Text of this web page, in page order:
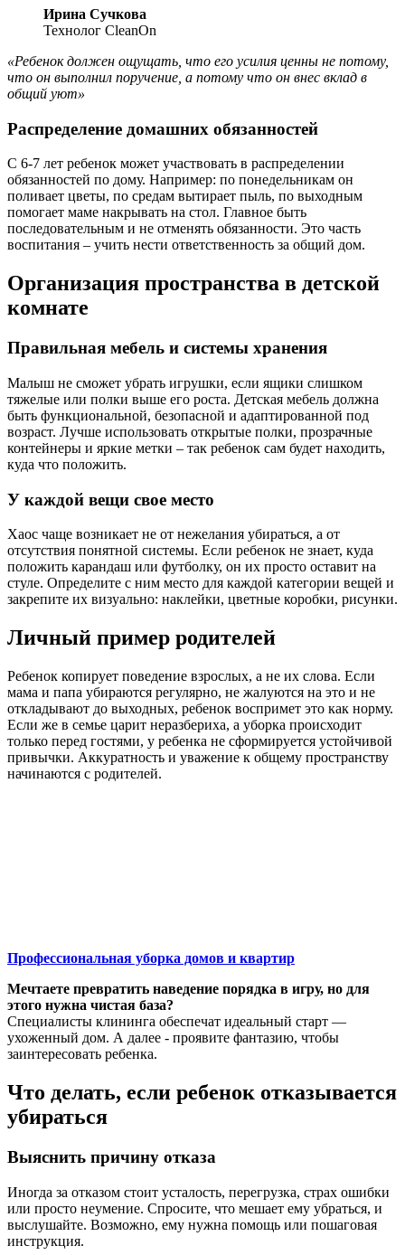
Ирина Сучкова
Технолог CleanOn
«Ребенок должен ощущать, что его усилия ценны не потому,
что он выполнил поручение, а потому что он внес вклад в
общий уют»
Распределение домашних обязанностей
С 6-7 лет ребенок может участвовать в распределении
обязанностей по дому. Например: по понедельникам он
поливает цветы, по средам вытирает пыль, по выходным
помогает маме накрывать на стол. Главное быть
последовательным и не отменять обязанности. Это часть
воспитания – учить нести ответственность за общий дом.
Организация пространства в детской
комнате
Правильная мебель и системы хранения
Малыш не сможет убрать игрушки, если ящики слишком
тяжелые или полки выше его роста. Детская мебель должна
быть функциональной, безопасной и адаптированной под
возраст. Лучше использовать открытые полки, прозрачные
контейнеры и яркие метки – так ребенок сам будет находить,
куда что положить.
У каждой вещи свое место
Хаос чаще возникает не от нежелания убираться, а от
отсутствия понятной системы. Если ребенок не знает, куда
положить карандаш или футболку, он их просто оставит на
стуле. Определите с ним место для каждой категории вещей и
закрепите их визуально: наклейки, цветные коробки, рисунки.
Личный пример родителей
Ребенок копирует поведение взрослых, а не их слова. Если
мама и папа убираются регулярно, не жалуются на это и не
откладывают до выходных, ребенок воспримет это как норму.
Если же в семье царит неразбериха, а уборка происходит
только перед гостями, у ребенка не сформируется устойчивой
привычки. Аккуратность и уважение к общему пространству
начинаются с родителей.
Профессиональная уборка домов и квартир
Мечтаете превратить наведение порядка в игру, но для
этого нужна чистая база?
Специалисты клининга обеспечат идеальный старт —
ухоженный дом. А далее - проявите фантазию, чтобы
заинтересовать ребенка.
Что делать, если ребенок отказывается
убираться
Выяснить причину отказа
Иногда за отказом стоит усталость, перегрузка, страх ошибки
или просто неумение. Спросите, что мешает ему убраться, и
выслушайте. Возможно, ему нужна помощь или пошаговая
инструкция.